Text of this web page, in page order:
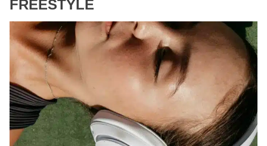
FREESTYLE